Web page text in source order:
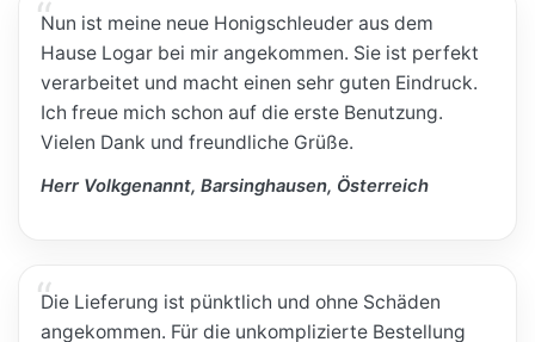
Nun ist meine neue Honigschleuder aus dem
Hause Logar bei mir angekommen. Sie ist perfekt
verarbeitet und macht einen sehr guten Eindruck.
Ich freue mich schon auf die erste Benutzung.
Vielen Dank und freundliche Grüße.
Herr Volkgenannt, Barsinghausen, Österreich
Die Lieferung ist pünktlich und ohne Schäden
angekommen. Für die unkomplizierte Bestellung